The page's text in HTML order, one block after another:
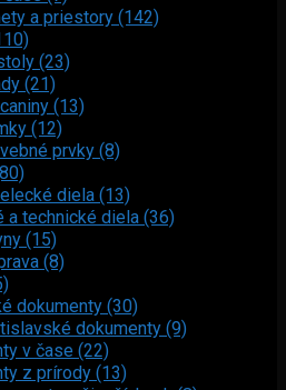
a priestory (142)
(23)
(21)
(13)
(12)
prvky (8)
diela (13)
a technické diela (36)
(15)
(8)
dokumenty (30)
dokumenty (9)
v čase (22)
z prírody (13)